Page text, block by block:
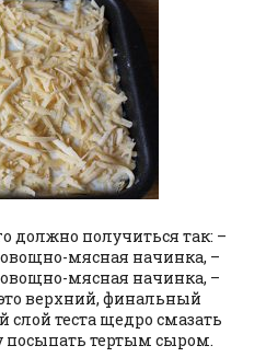
должно получиться так: –
овощно-мясная начинка, –
овощно-мясная начинка, –
верхний, финальный
теста щедро смазать
посыпать тертым сыром.